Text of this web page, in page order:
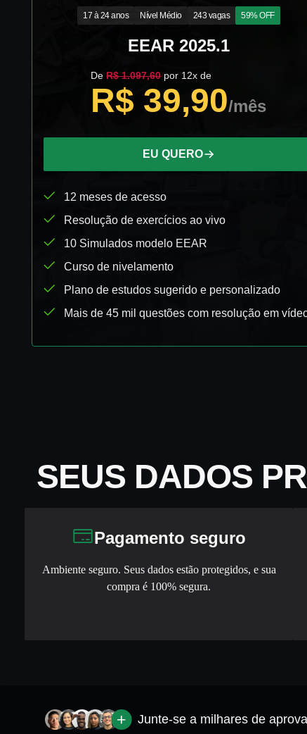
17 à 24 anos Nível Médio 243 vagas 59% OFF
EEAR 2025.1
DeR$ 1.097,60por 12x de
R$ 39,90/mês
EU QUERO
12 meses de acesso
Resolução de exercícios ao vivo
10 Simulados modelo EEAR
Curso de nivelamento
Plano de estudos sugerido e personalizado
Mais de 45 mil questões com resolução em
SEUS DADOS
Pagamento seguro
Ambiente seguro. Seus dados estão protegidos, e sua
compra é 100% segura.
Junte-se a milhares de